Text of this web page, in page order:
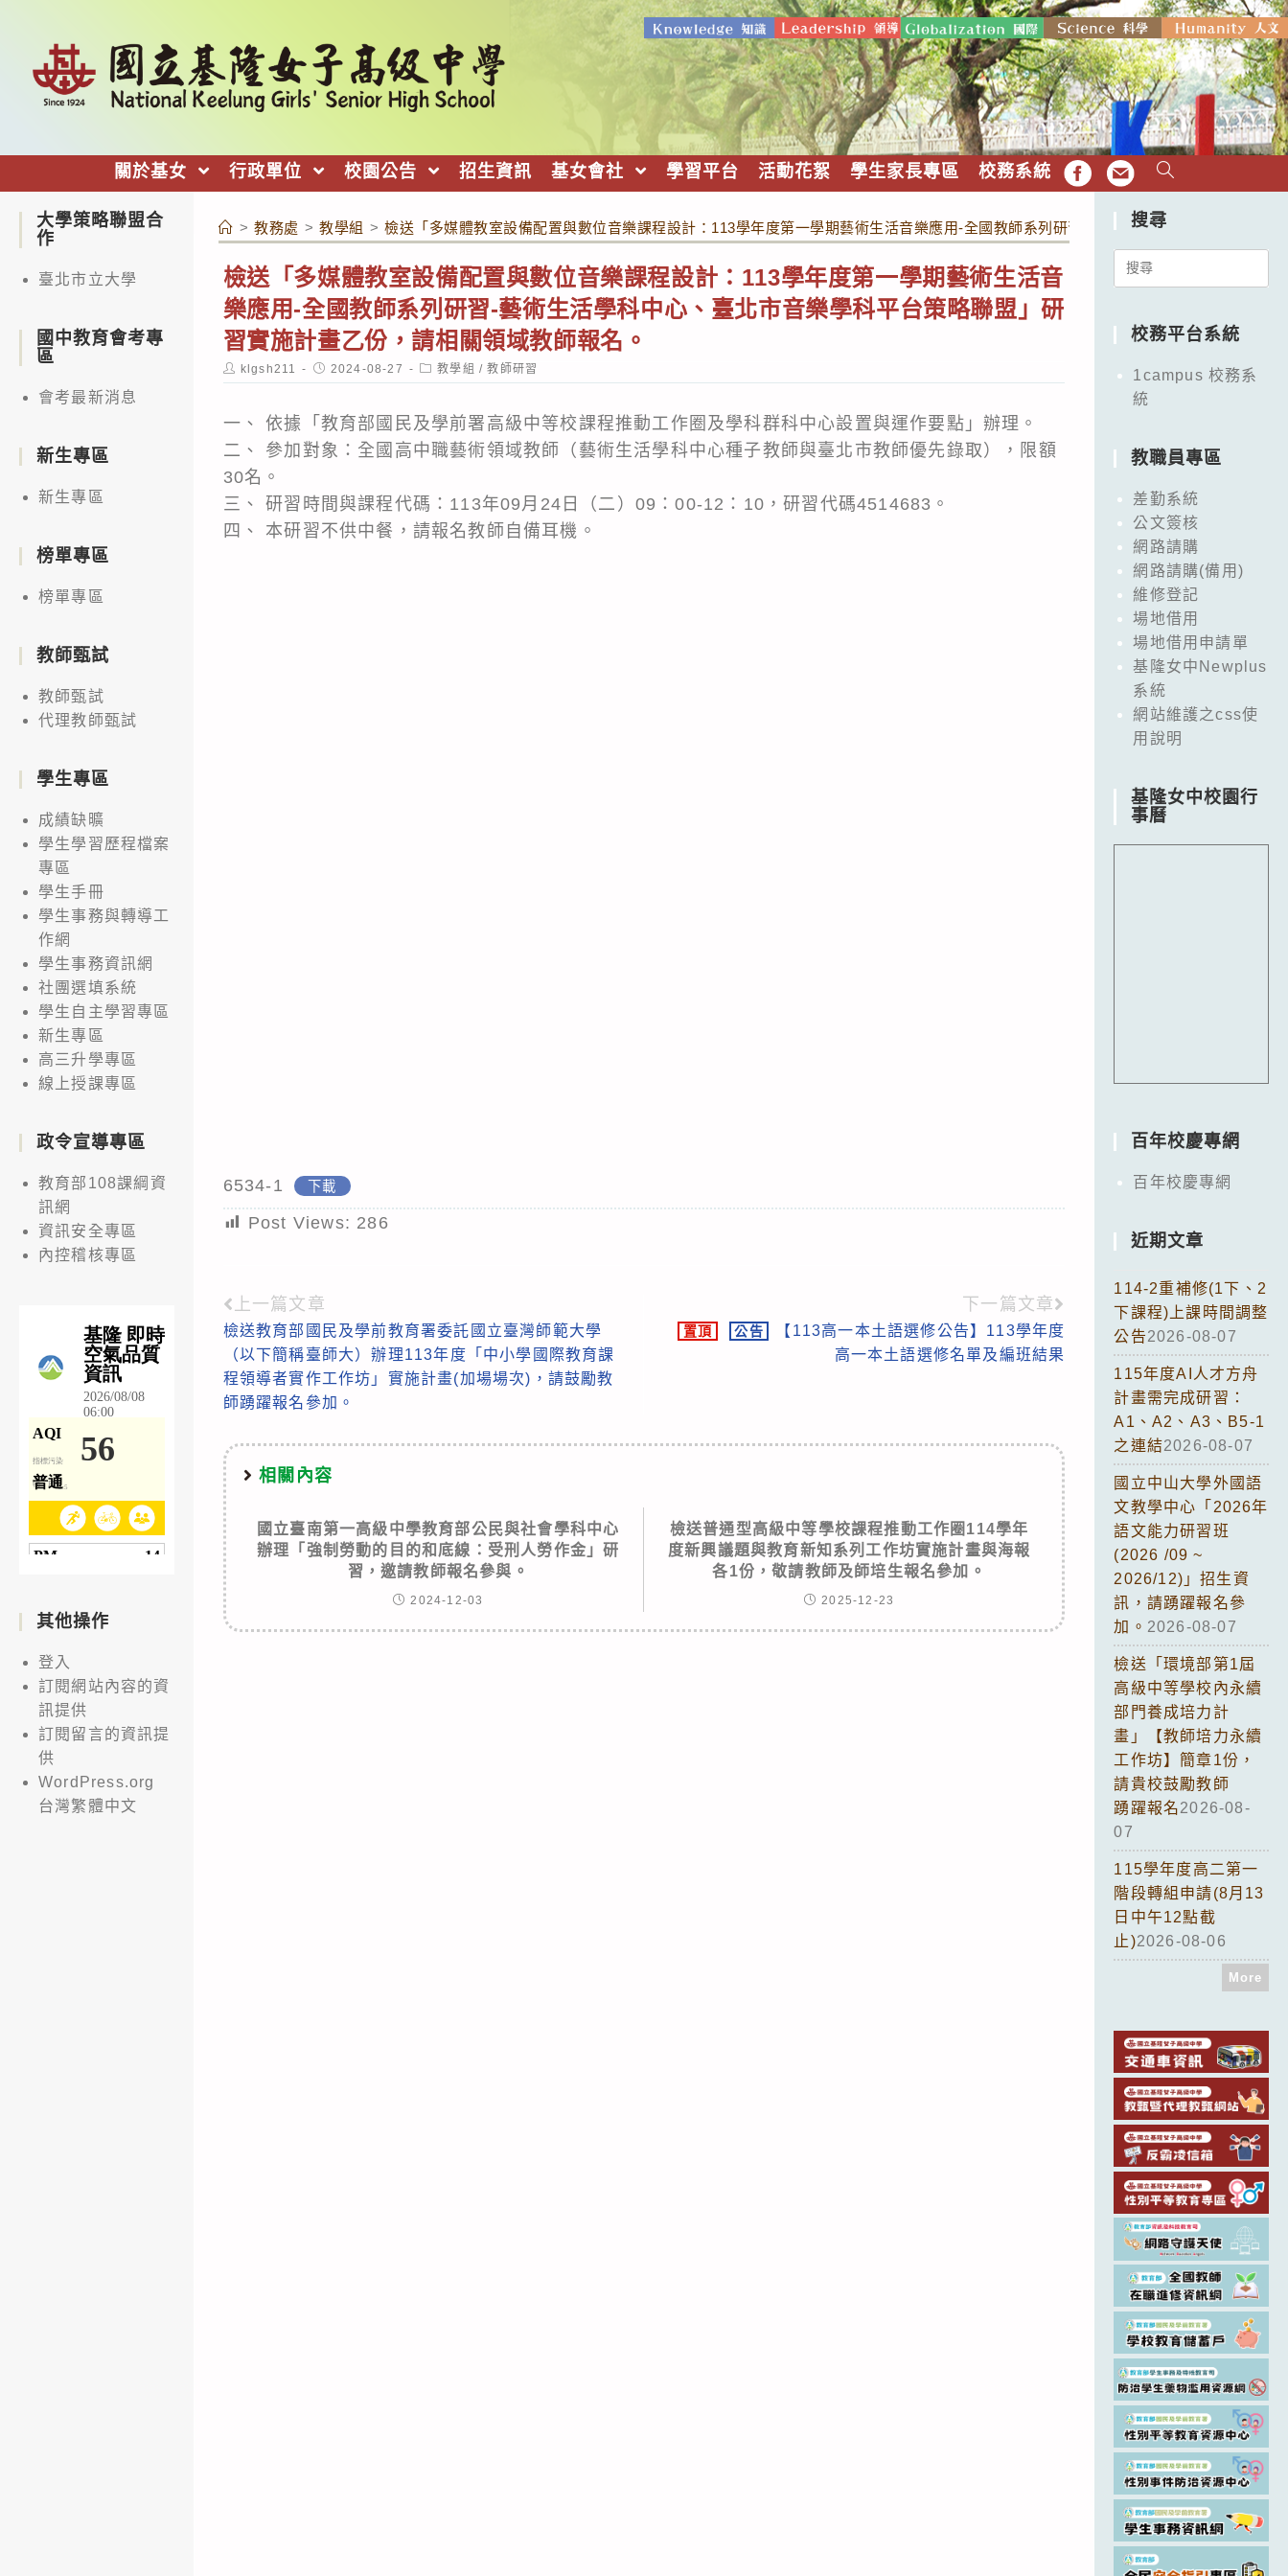
關於基女 行政單位 校園公告 招生資訊 基女會社 學習平台 活動花絮 學生家長專區 校務系統 FB EMAIL
> 教務處 > 教學組 > 檢送「多媒體教室設備配置與數位音樂課程設計：113學年度第一學期藝術生活音樂應用-全國教師系列研習-藝術生活學科中心、臺北市
檢送「多媒體教室設備配置與數位音樂課程設計：113學年度第一學期藝術生活音
樂應用-全國教師系列研習-藝術生活學科中心、臺北市音樂學科平台策略聯盟」研
習實施計畫乙份，請相關領域教師報名。
Post
author:
klgsh211
Post
published:
2024-08-27
Post
category:
教學組 / 教師研習
一、 依據「教育部國民及學前署高級中等校課程推動工作圈及學科群科中心設置與運作要點」辦理。
二、 參加對象：全國高中職藝術領域教師（藝術生活學科中心種子教師與臺北市教師優先錄取），限額
30名。
三、 研習時間與課程代碼：113年09月24日（二）09：00-12：10，研習代碼4514683。
四、 本研習不供中餐，請報名教師自備耳機。
6534-1 下載
Post Views: 286
Read
more
articles
上一篇文章
檢送教育部國民及學前教育署委託國立臺灣師範大學
（以下簡稱臺師大）辦理113年度「中小學國際教育課
程領導者實作工作坊」實施計畫(加場場次)，請鼓勵教
師踴躍報名參加。
下一篇文章
置頂 公告
【113高一本土語選修公告】113學年度
高一本土語選修名單及編班結果
相關內容
國立臺南第一高級中學教育部公民與社會學科中心
辦理「強制勞動的目的和底線：受刑人勞作金」研
習，邀請教師報名參與。
2024-12-03
檢送普通型高級中等學校課程推動工作圈114學年
度新興議題與教育新知系列工作坊實施計畫與海報
各1份，敬請教師及師培生報名參加。
2025-12-23
大學策略聯盟合
作
臺北市立大學
國中教育會考專
區
會考最新消息
新生專區
新生專區
榜單專區
榜單專區
教師甄試
教師甄試
代理教師甄試
學生專區
成績缺曠
學生學習歷程檔案
專區
學生手冊
學生事務與轉導工
作網
學生事務資訊網
社團選填系統
學生自主學習專區
新生專區
高三升學專區
線上授課專區
政令宣導專區
教育部108課綱資
訊網
資訊安全專區
內控稽核專區
其他操作
登入
訂閱網站內容的資
訊提供
訂閱留言的資訊提
供
WordPress.org
台灣繁體中文
搜尋
Search
校務平台系統
1campus 校務系
統
教職員專區
差勤系統
公文簽核
網路請購
網路請購(備用)
維修登記
場地借用
場地借用申請單
基隆女中Newplus
系統
網站維護之css使
用說明
基隆女中校園行
事曆
百年校慶專網
百年校慶專網
近期文章
114-2重補修(1下、2
下課程)上課時間調整
公告2026-08-07
115年度AI人才方舟
計畫需完成研習：
A1、A2、A3、B5-1
之連結2026-08-07
國立中山大學外國語
文教學中心「2026年
語文能力研習班
(2026 /09 ~
2026/12)」招生資
訊，請踴躍報名參
加。 2026-08-07
檢送「環境部第1屆
高級中等學校內永續
部門養成培力計
畫」【教師培力永續
工作坊】簡章1份，
請貴校鼓勵教師
踴躍報名2026-08-
07
115學年度高二第一
階段轉組申請(8月13
日中午12點截
止)2026-08-06
More